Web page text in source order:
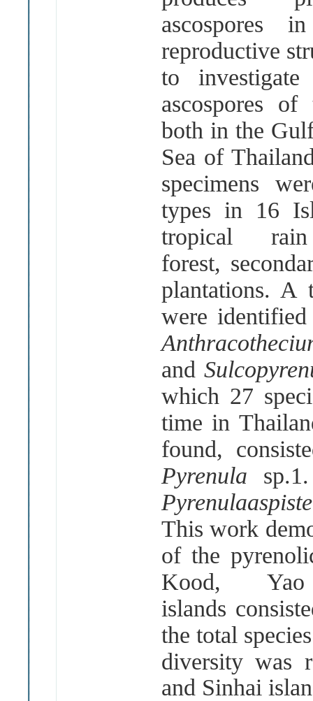
ascospores
reproductive
to
ascospores
both in the
Sea of
specimens
types in 16
tropical
forest,
plantations. A
were
and
which 27
time in
found,
Pyrenula
This work
of the
Kood,
islands
the total
diversitywas
and Sinhai